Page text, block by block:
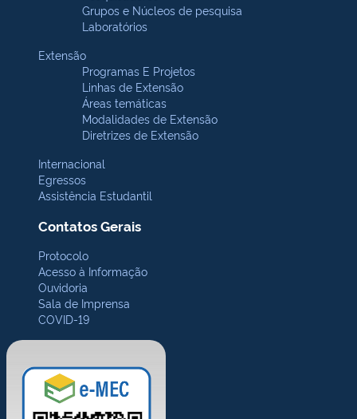
Grupos e Núcleos de pesquisa
Laboratórios
Extensão
Programas E Projetos
Linhas de Extensão
Áreas temáticas
Modalidades de Extensão
Diretrizes de Extensão
Internacional
Egressos
Assistência Estudantil
Contatos Gerais
Protocolo
Acesso à Informação
Ouvidoria
Sala de Imprensa
COVID-19